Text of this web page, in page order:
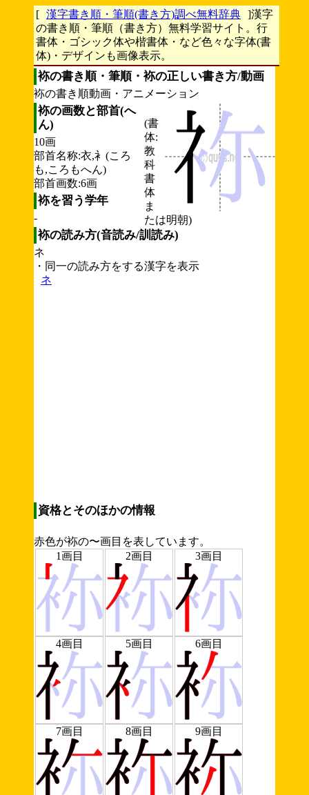
[ 漢字書き順・筆順(書き方)調べ無料辞典 ]漢字
の書き順・筆順（書き方）無料学習サイト。行
書体・ゴシック体や楷書体・など色々な字体(書
体)・デザインも画像表示。
袮の書き順・筆順・袮の正しい書き方/動画
袮の書き順動画・アニメーション
(書
体:
教
科
書
体
ま
たは明朝)
袮の画数と部首(へ
ん)
10画
部首名称:衣,衤(ころ
も,ころもへん)
部首画数:6画
袮を習う学年
-
袮の読み方(音読み/訓読み)
ネ
・同一の読み方をする漢字を表示
ネ
資格とそのほかの情報
赤色が袮の〜画目を表しています。
1画目
2画目 3画目
4画目 5画目 6画目
7画目 8画目 9画目